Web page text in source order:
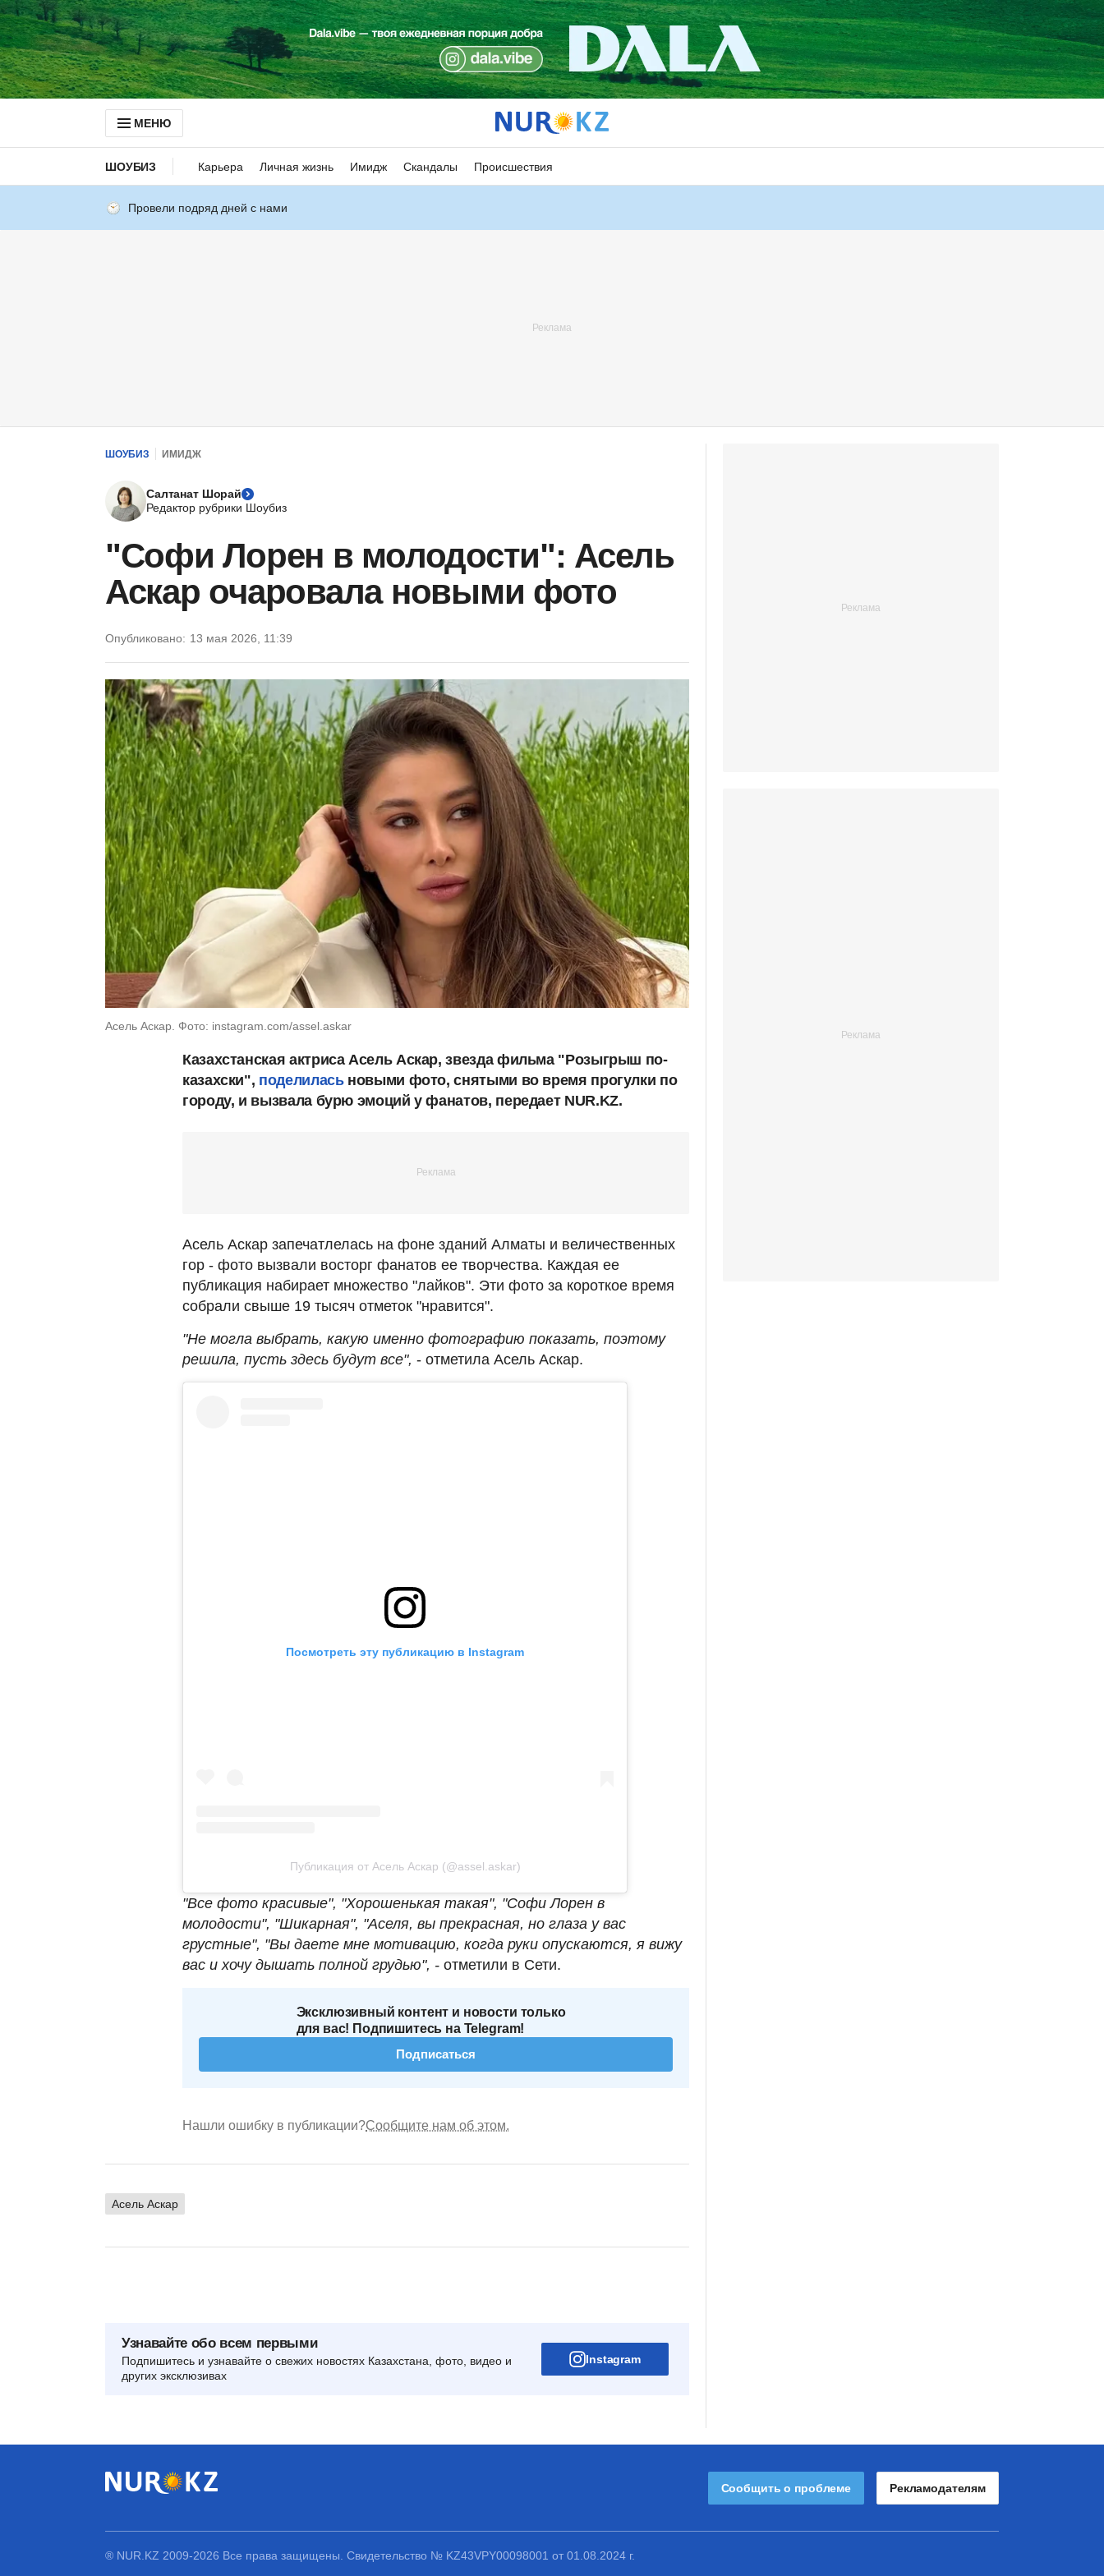
МЕНЮ
ШОУБИЗ Карьера Личная жизнь Имидж Скандалы Происшествия
Провели подряд дней с нами
ШОУБИЗ ИМИДЖ
Салтанат Шорай
Редактор рубрики Шоубиз
"Софи Лорен в молодости": Асель
Аскар очаровала новыми фото
Опубликовано: 13 мая 2026, 11:39
Асель Аскар. Фото: instagram.com/assel.askar
Казахстанская актриса Асель Аскар, звезда фильма "Розыгрыш по-
казахски", поделилась новыми фото, снятыми во время прогулки по
городу, и вызвала бурю эмоций у фанатов, передает NUR.KZ.
Асель Аскар запечатлелась на фоне зданий Алматы и величественных
гор - фото вызвали восторг фанатов ее творчества. Каждая ее
публикация набирает множество "лайков". Эти фото за короткое время
собрали свыше 19 тысяч отметок "нравится".
"Не могла выбрать, какую именно фотографию показать, поэтому
решила, пусть здесь будут все", - отметила Асель Аскар.
Посмотреть эту публикацию в Instagram
Публикация от Асель Аскар (@assel.askar)
"Все фото красивые", "Хорошенькая такая", "Софи Лорен в
молодости", "Шикарная", "Аселя, вы прекрасная, но глаза у вас
грустные", "Вы даете мне мотивацию, когда руки опускаются, я вижу
вас и хочу дышать полной грудью", - отметили в Сети.
Эксклюзивный контент и новости только
для вас! Подпишитесь на Telegram!
Подписаться
Нашли ошибку в публикации?Сообщите нам об этом.
Асель Аскар
Узнавайте обо всем первыми
Подпишитесь и узнавайте о свежих новостях Казахстана, фото, видео и
других эксклюзивах
Instagram
Сообщить о проблеме Рекламодателям
® NUR.KZ 2009-2026 Все права защищены. Свидетельство № KZ43VPY00098001 от 01.08.2024 г.